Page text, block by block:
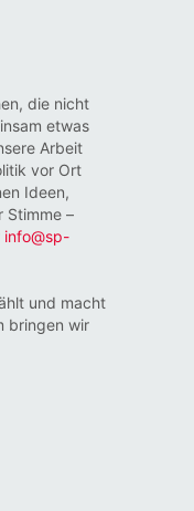
die nicht
etwas
Arbeit
vor Ort
Ideen,
Stimme –
info@sp-
und macht
bringen wir